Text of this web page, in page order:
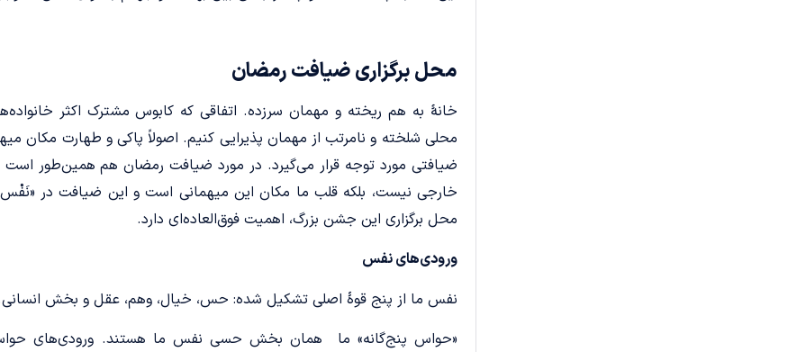
محل برگزاری ضیافت رمضان
خانۀ به هم ریخته و مهمان سرزده. اتفاقی که کابوس مشترک اکثر
محلی شلخته و نامرتب از مهمان پذیرایی کنیم. اصولاً پاکی و طهارت مکان
ضیافتی مورد توجه قرار می‌گیرد. در مورد ضیافت رمضان هم همین‌طور است
خارجی نیست، بلکه قلب ما مکان این میهمانی است و این ضیافت در «نَفْس»
محل برگزاری این جشن بزرگ، اهمیت فوق‌العاده‌ای دارد.
ورودی‌های نفس
نفس ما از پنج قوۀ اصلی تشکیل شده: حس، خیال، وهم، عقل و بخش
«حواس پنج‌گانه» ما همان بخش حسی نفس ما هستند. ورودی‌های